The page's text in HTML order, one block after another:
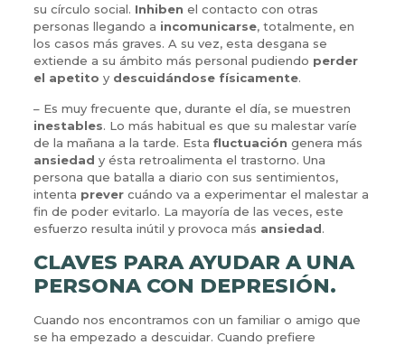
su círculo social. Inhiben el contacto con otras
personas llegando a incomunicarse, totalmente, en
los casos más graves. A su vez, esta desgana se
extiende a su ámbito más personal pudiendo perder
el apetito y descuidándose físicamente.
– Es muy frecuente que, durante el día, se muestren
inestables. Lo más habitual es que su malestar varíe
de la mañana a la tarde. Esta fluctuación genera más
ansiedad y ésta retroalimenta el trastorno. Una
persona que batalla a diario con sus sentimientos,
intenta prevercuándo va a experimentar el malestar a
fin de poder evitarlo. La mayoría de las veces, este
esfuerzo resulta inútil y provoca más ansiedad.
CLAVES PARA AYUDAR A UNA
PERSONA CON DEPRESIÓN.
Cuando nos encontramos con un familiar o amigo que
se ha empezado a descuidar. Cuando prefiere